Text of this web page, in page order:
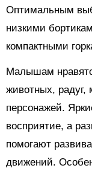
Оптимальным
низкими
компактными
Малышам
животных, радуг,
персонажей.
восприятие, а
помогают
движений.